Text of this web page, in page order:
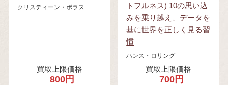
クリスティーン・ポラス
買取上限価格
800円
トフルネス) 10の思い込
みを乗り越え、データを
基に世界を正しく見る習
慣
ハンス・ロリング
買取上限価格
700円